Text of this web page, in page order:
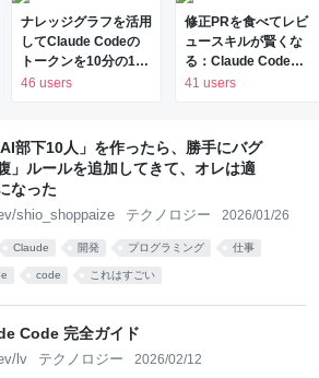
ナレッジグラフを活用
してClaude Codeの
トークンを10分の1に
する
46 users
修正PRを食べてレビ
ュースキルが賢くな
る：Claude Codeに
よる自己改善サイクル
41 users
部下10人」を作ったら、勝手にバグ
」ルールを追加してきて、オレは適
なった
shio_shoppaize テクノロジー 2026/01/26
Claude 開発 プログラミング 仕事
code これはすごい
Code 完全ガイド
lv テクノロジー 2026/02/12